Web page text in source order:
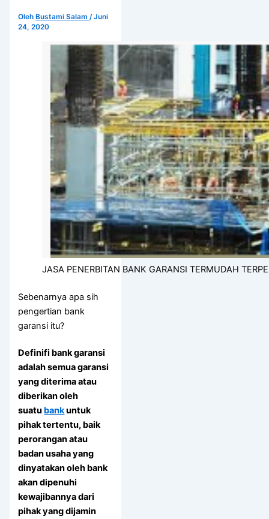
Oleh Bustami Salam/Juni
24, 2020
JASA PENERBITAN BANK GARANSI TERMUDAH
Sebenarnya apa sih
pengertian bank
garansi itu?
Definifi bank garansi
adalahsemua garansi
yang diterima atau
diberikan oleh
suatu bankuntuk
pihak tertentu, baik
perorangan atau
badan usaha yang
dinyatakan oleh bank
akan dipenuhi
kewajibannya dari
pihak yang dijamin